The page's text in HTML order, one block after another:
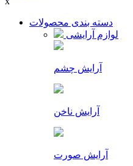
دسته بندی محصولات
لوازم آرایشی
آرایش چشم
آرایش ناخن
آرایش صورت